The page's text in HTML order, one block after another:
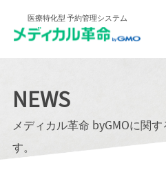
医療特化型 予約管理システム
NEWS
メディカル革命 byGMOに関
す。